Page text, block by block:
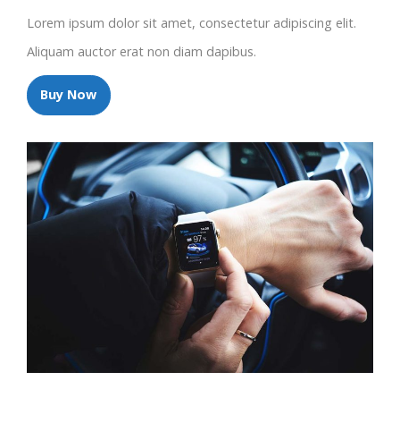
Lorem ipsum dolor sit amet, consectetur adipiscing elit.
Aliquam auctor erat non diam dapibus.
Buy Now